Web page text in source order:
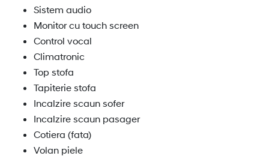
Sistem audio
Monitor cu touch screen
Control vocal
Climatronic
Top stofa
Tapiterie stofa
Incalzire scaun sofer
Incalzire scaun pasager
Cotiera (fata)
Volan piele